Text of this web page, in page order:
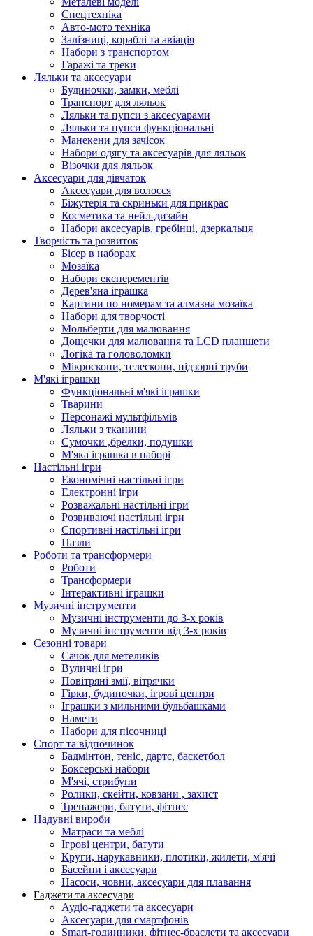
Спецтехніка
Авто-мото техніка
Залізниці, кораблі та авіація
Набори з транспортом
Гаражі та треки
Ляльки та аксесуари
Будиночки, замки, меблі
Транспорт для ляльок
Ляльки та пупси з аксесуарами
Ляльки та пупси функціональні
Манекени для зачісок
Набори одягу та аксесуарів для ляльок
Візочки для ляльок
Аксесуари для дівчаток
Аксесуари для волосся
Біжутерія та скриньки для прикрас
Косметика та нейл-дизайн
Набори аксесуарів, гребінці, дзеркальця
Творчість та розвиток
Бісер в наборах
Мозаїка
Набори експерементів
Дерев'яна іграшка
Картини по номерам та алмазна мозаїка
Набори для творчості
Мольберти для малювання
Дощечки для малювання та LCD планшети
Логіка та головоломки
Мікроскопи, телескопи, підзорні труби
М'які іграшки
Функціональні м'які іграшки
Тварини
Персонажі мультфільмів
Ляльки з тканини
Сумочки ,брелки, подушки
М'яка іграшка в наборі
Настільні ігри
Економічні настільні ігри
Електронні ігри
Розважальні настільні ігри
Розвиваючі настільні ігри
Спортивні настільні ігри
Пазли
Роботи та трансформери
Роботи
Трансформери
Інтерактивні іграшки
Музичні інструменти
Музичні інструменти до 3-х років
Музичні інструменти від 3-х років
Сезонні товари
Сачок для метеликів
Вуличні ігри
Повітряні змії, вітрячки
Гірки, будиночки, ігрові центри
Іграшки з мильними бульбашками
Намети
Набори для пісочниці
Спорт та відпочинок
Бадмінтон, теніс, дартс, баскетбол
Боксерські набори
М'ячі, стрибуни
Ролики, скейти, ковзани , захист
Тренажери, батути, фітнес
Надувні вироби
Матраси та меблі
Ігрові центри, батути
Круги, нарукавники, плотики, жилети, м'ячі
Басейни і аксесуари
Насоси, човни, аксесуари для плавання
Гаджети та аксесуари
Аудіо-гаджети та аксесуари
Аксесуари для смартфонів
Smart-годинники, фітнес-браслети та аксесуари